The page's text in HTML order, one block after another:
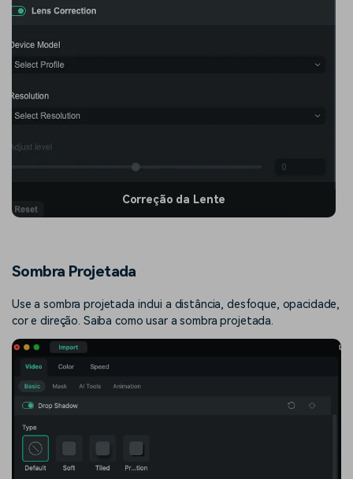
Correção da Lente
Sombra Projetada
Use a sombra projetada inclui a distância, desfoque, opacidade,
cor e direção. Saiba como usar a sombra projetada.